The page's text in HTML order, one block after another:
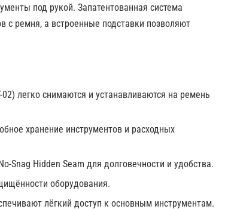
под рукой. Запатентованная система
с ремня, а встроенные подставки позволяют
02) легко снимаются и устанавливаются на ремень
хранение инструментов и расходных
Snag Hidden Seam для долговечности и удобства.
оборудования.
лёгкий доступ к основным инструментам.